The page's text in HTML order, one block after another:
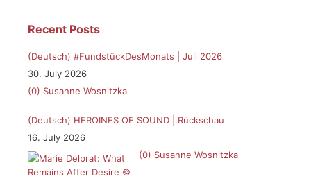
Recent Posts
(Deutsch) #FundstückDesMonats | Juli 2026
30. July 2026
(0) Susanne Wosnitzka
(Deutsch) HEROINES OF SOUND | Rückschau
16. July 2026
(0) Susanne Wosnitzka